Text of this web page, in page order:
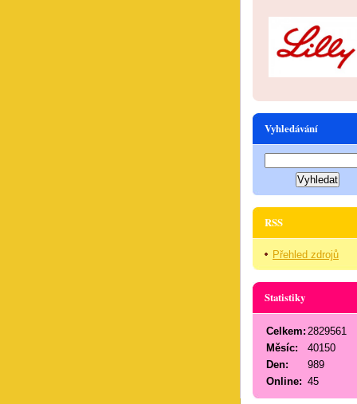
Vyhledávání
RSS
Přehled zdrojů
Statistiky
Online: 45
Celkem: 2829561
Měsíc:
40150
Den:
989